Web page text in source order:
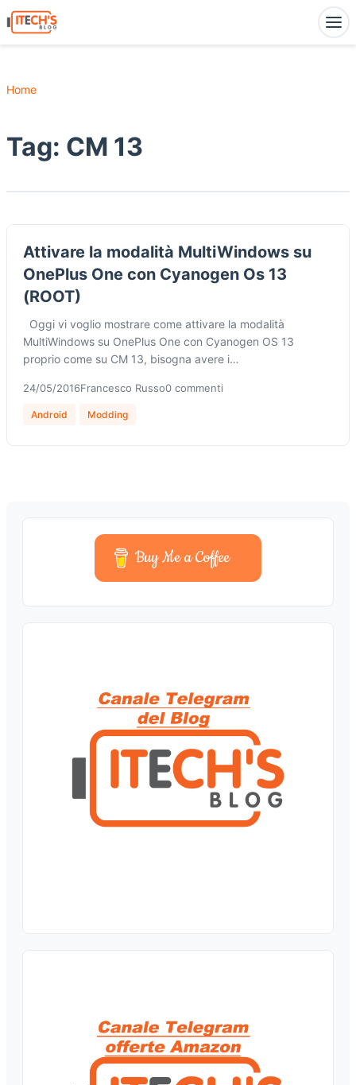
Home
Tag: CM 13
Attivare la modalità MultiWindows su
OnePlus One con Cyanogen Os 13
(ROOT)
Oggi vi voglio mostrare come attivare la modalità
MultiWindows su OnePlus One con Cyanogen OS 13
proprio come su CM 13, bisogna avere i…
24/05/2016Francesco Russo0 commenti
Android Modding
Buy Me a Coffee